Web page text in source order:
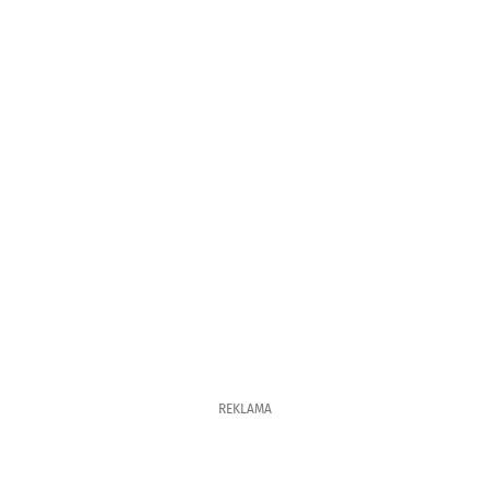
REKLAMA